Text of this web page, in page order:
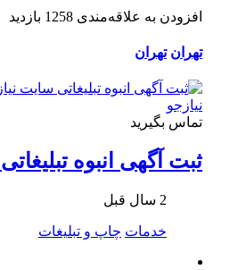
افزودن به علاقه‌مندی 1258 بازدید
تهران تهران
تماس بگیرید
ثبت آگهی انبوه
2 سال قبل
خدمات چاپ و تبلیغات